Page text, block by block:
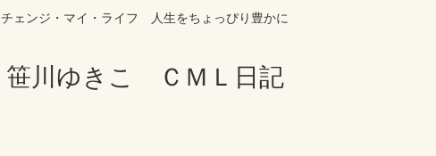
チェンジ・マイ・ライフ 人生をちょっぴり豊かに
笹川ゆきこ ＣＭＬ日記